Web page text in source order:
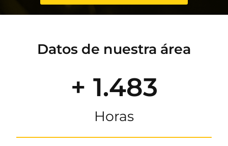
Datos de nuestra área
+ 1.483
Horas